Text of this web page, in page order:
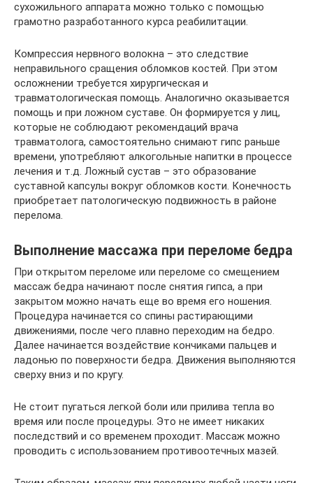
сухожильного аппарата можно только с помощью
грамотно разработанного курса реабилитации.
Компрессия нервного волокна – это следствие
неправильного сращения обломков костей. При этом
осложнении требуется хирургическая и
травматологическая помощь. Аналогично оказывается
помощь и при ложном суставе. Он формируется у лиц,
которые не соблюдают рекомендаций врача
травматолога, самостоятельно снимают гипс раньше
времени, употребляют алкогольные напитки в процессе
лечения и т.д. Ложный сустав – это образование
суставной капсулы вокруг обломков кости. Конечность
приобретает патологическую подвижность в районе
перелома.
Выполнение массажа при переломе бедра
При открытом переломе или переломе со смещением
массаж бедра начинают после снятия гипса, а при
закрытом можно начать еще во время его ношения.
Процедура начинается со спины растирающими
движениями, после чего плавно переходим на бедро.
Далее начинается воздействие кончиками пальцев и
ладонью по поверхности бедра. Движения выполняются
сверху вниз и по кругу.
Не стоит пугаться легкой боли или прилива тепла во
время или после процедуры. Это не имеет никаких
последствий и со временем проходит. Массаж можно
проводить с использованием противоотечных мазей.